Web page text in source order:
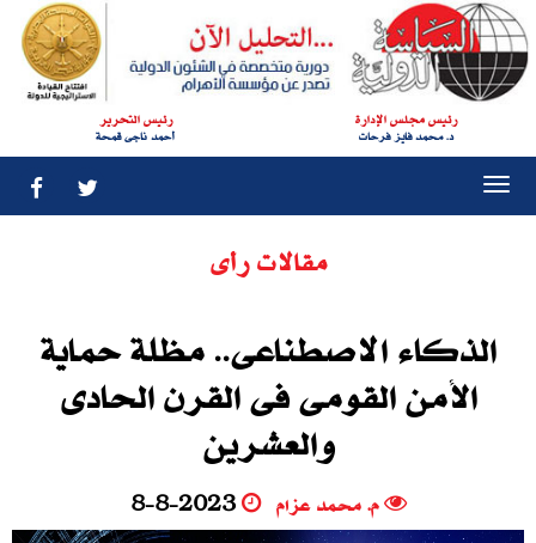
رئيس مجلس الإدارة
د. محمد فايز فرحات
رئيس التحرير
أحمد ناجى قمحة
مقالات رأى
الذكاء الاصطناعى.. مظلة حماية
الأمن القومى فى القرن الحادى
والعشرين
م. محمد عزام 8-8-2023